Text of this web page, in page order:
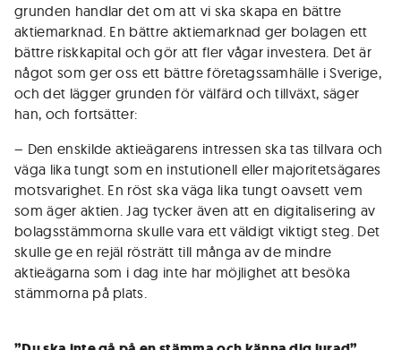
grunden handlar det om att vi ska skapa en bättre
aktiemarknad. En bättre aktiemarknad ger bolagen ett
bättre riskkapital och gör att fler vågar investera. Det är
något som ger oss ett bättre företagssamhälle i Sverige,
och det lägger grunden för välfärd och tillväxt, säger
han, och fortsätter:
– Den enskilde aktieägarens intressen ska tas tillvara och
väga lika tungt som en instutionell eller majoritetsägares
motsvarighet. En röst ska väga lika tungt oavsett vem
som äger aktien. Jag tycker även att en digitalisering av
bolagsstämmorna skulle vara ett väldigt viktigt steg. Det
skulle ge en rejäl rösträtt till många av de mindre
aktieägarna som i dag inte har möjlighet att besöka
stämmorna på plats.